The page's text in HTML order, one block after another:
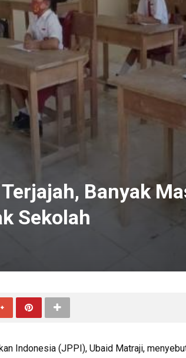
Banyak
Sekolah
Indonesia (JPPI), Ubaid Matraji,